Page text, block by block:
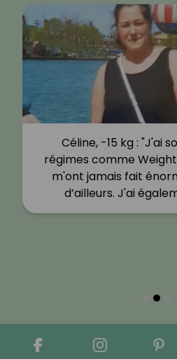
Céline, -15 kg : "J'ai
régimes comme
m'ont jamais fait
d’ailleurs. J'ai